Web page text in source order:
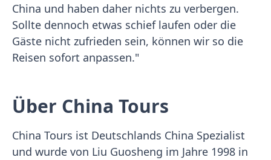
China und haben daher nichts zu verbergen.
Sollte dennoch etwas schief laufen oder die
Gäste nicht zufrieden sein, können wir so die
Reisen sofort anpassen."
Über China Tours
China Tours ist Deutschlands China Spezialist
und wurde von Liu Guosheng im Jahre 1998 in